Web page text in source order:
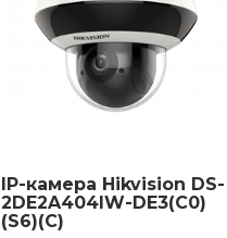
IP-камера Hikvision DS-
2DE2A404IW-DE3(C0)
(S6)(C)